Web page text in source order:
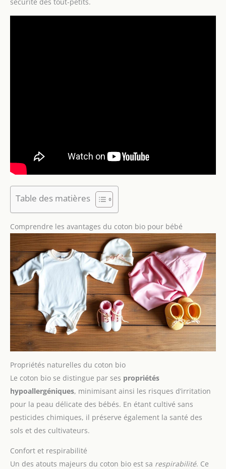
sécurité des tout-petits.
Table des matières
Comprendre les avantages du coton bio pour bébé
Propriétés naturelles du coton bio
Le coton bio se distingue par ses propriétés
hypoallergéniques, minimisant ainsi les risques d’irritation
pour la peau délicate des bébés. En étant cultivé sans
pesticides chimiques, il préserve également la santé des
sols et des cultivateurs.
Confort et respirabilité
Un des atouts majeurs du coton bio est sa respirabilité. Ce